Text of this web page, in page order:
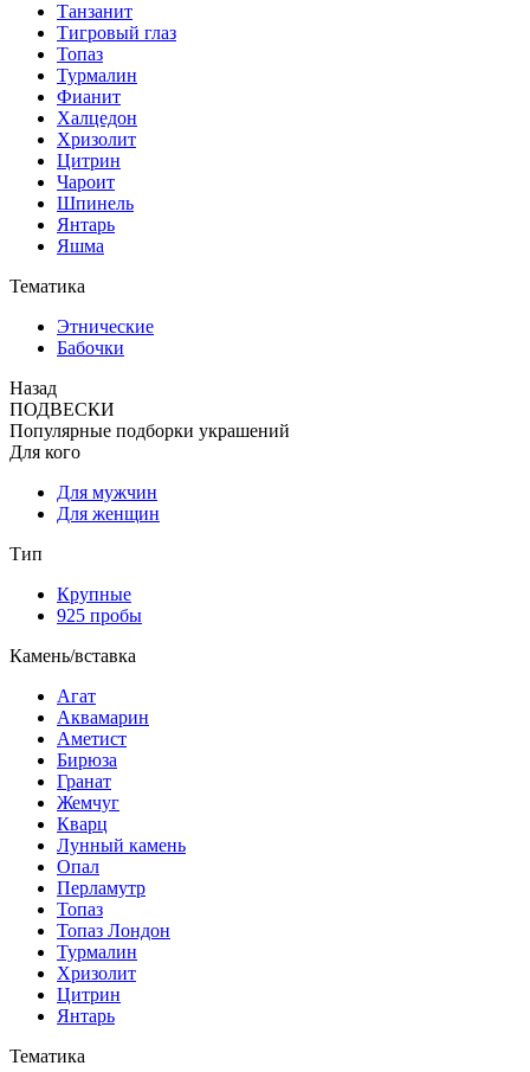
Танзанит
Тигровый глаз
Топаз
Турмалин
Фианит
Халцедон
Хризолит
Цитрин
Чароит
Шпинель
Янтарь
Яшма
Тематика
Этнические
Бабочки
Назад
ПОДВЕСКИ
Популярные подборки украшений
Для кого
Для мужчин
Для женщин
Тип
Крупные
925 пробы
Камень/вставка
Агат
Аквамарин
Аметист
Бирюза
Гранат
Жемчуг
Кварц
Лунный камень
Опал
Перламутр
Топаз
Топаз Лондон
Турмалин
Хризолит
Цитрин
Янтарь
Тематика